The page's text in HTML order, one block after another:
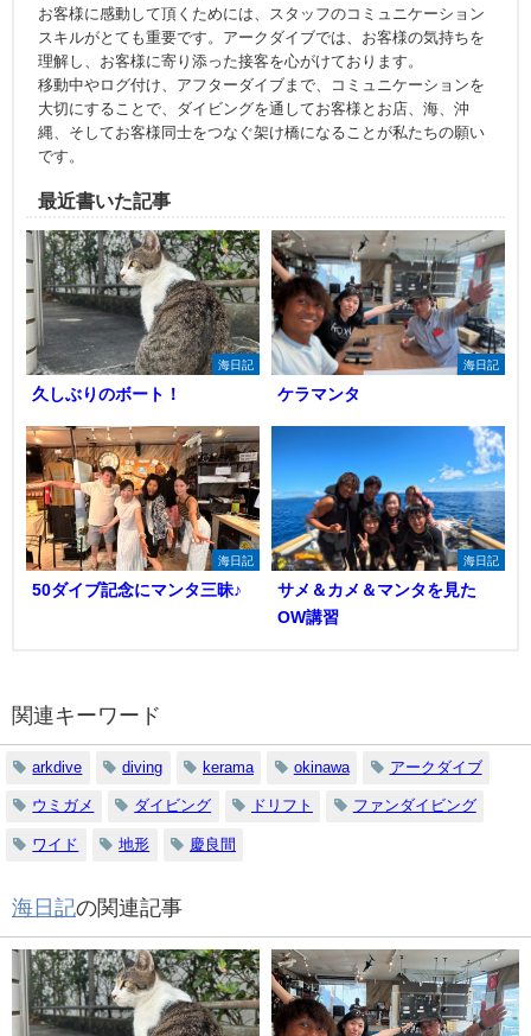
お客様に感動して頂くためには、スタッフのコミュニケーション
スキルがとても重要です。アークダイブでは、お客様の気持ちを
理解し、お客様に寄り添った接客を心がけております。
移動中やログ付け、アフターダイブまで、コミュニケーションを
大切にすることで、ダイビングを通してお客様とお店、海、沖
縄、そしてお客様同士をつなぐ架け橋になることが私たちの願い
です。
最近書いた記事
海日記
久しぶりのボート！
海日記
ケラマンタ
海日記
50ダイブ記念にマンタ三昧♪
海日記
サメ＆カメ＆マンタを見た
OW講習
関連キーワード
arkdive diving kerama okinawa アークダイブ
ウミガメ ダイビング ドリフト ファンダイビング
ワイド 地形 慶良間
海日記の関連記事